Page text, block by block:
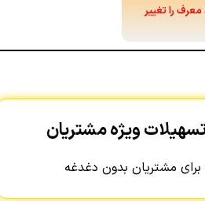
را تغییر
ویژه مشتریان
برای مشتریان بدون دغدغه